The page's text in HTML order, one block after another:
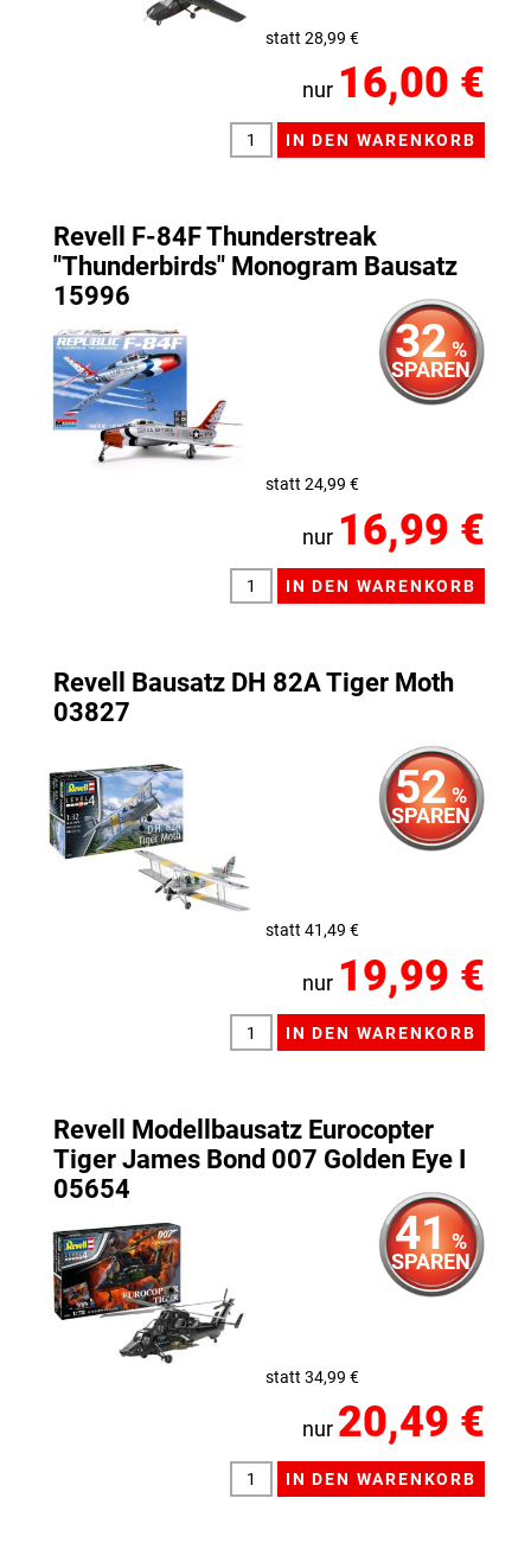
statt 28,99 €
nur 16,00 €
Revell F-84F Thunderstreak
"Thunderbirds" Monogram Bausatz
15996
32 %
SPAREN
statt 24,99 €
nur 16,99 €
Revell Bausatz DH 82A Tiger Moth
03827
52 %
SPAREN
statt 41,49 €
nur 19,99 €
Revell Modellbausatz Eurocopter
Tiger James Bond 007 Golden Eye I
05654
41 %
SPAREN
statt 34,99 €
nur 20,49 €